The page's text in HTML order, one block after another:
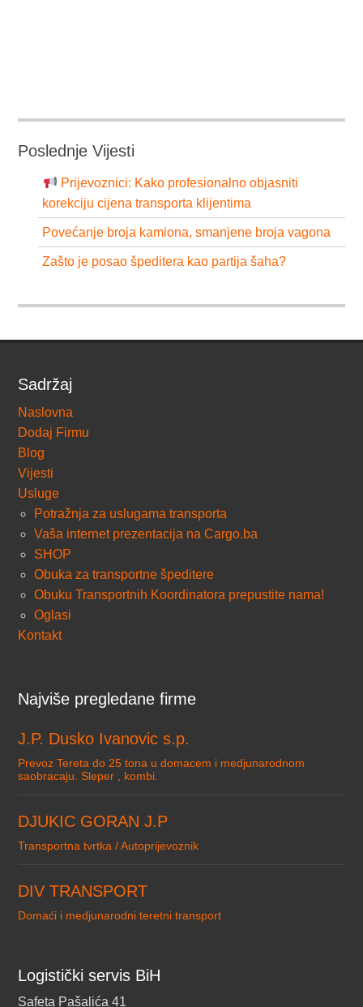
Poslednje Vijesti
Prijevoznici: Kako profesionalno objasniti
korekciju cijena transporta klijentima
Povećanje broja kamiona, smanjene broja vagona
Zašto je posao špeditera kao partija šaha?
Sadržaj
Naslovna
Dodaj Firmu
Blog
Vijesti
Usluge
Potražnja za uslugama transporta
Vaša internet prezentacija na Cargo.ba
SHOP
Obuka za transportne špeditere
Obuku Transportnih Koordinatora prepustite nama!
Oglasi
Kontakt
Najviše pregledane firme
J.P. Dusko Ivanovic s.p.
Prevoz Tereta do 25 tona u domacem i medjunarodnom
saobracaju. Sleper , kombi.
DJUKIC GORAN J.P
Transportna tvrtka / Autoprijevoznik
DIV TRANSPORT
Domaći i medjunarodni teretni transport
Logistički servis BiH
Safeta Pašalića 41